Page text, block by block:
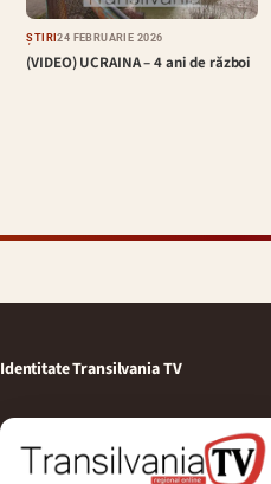
ȘTIRI24 FEBRUARIE 2026
(VIDEO) UCRAINA – 4 ani de război
Identitate Transilvania TV